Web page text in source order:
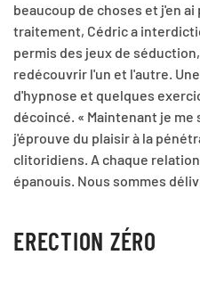
beaucoup de choses et j'en
traitement, Cédric a
permis des jeux de
redécouvrir l'un et l'autre.
d'hypnose et quelques
décoincé. « Maintenant je
j'éprouve du plaisir à la
clitoridiens. A chaque
épanouis. Nous sommes
ERECTION ZÉRO